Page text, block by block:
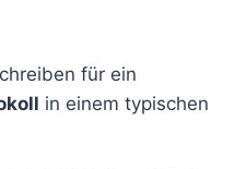
für ein
in einem typischen